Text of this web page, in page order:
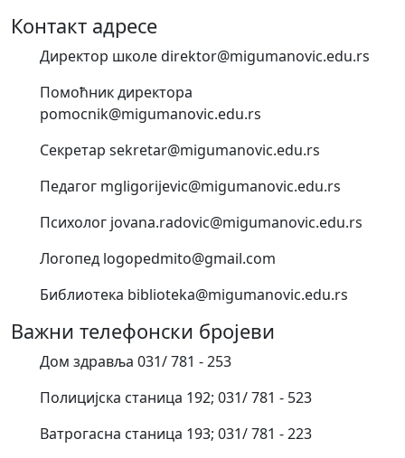
Контакт адресе
Директор школе direktor@migumanovic.edu.rs
Помоћник директора
pomocnik@migumanovic.edu.rs
Секретар sekretar@migumanovic.edu.rs
Педагог mgligorijevic@migumanovic.edu.rs
Психолог jovana.radovic@migumanovic.edu.rs
Логопед logopedmito@gmail.com
Библиотека biblioteka@migumanovic.edu.rs
Важни телефонски бројеви
Дом здравља 031/ 781 - 253
Полицијска станица 192; 031/ 781 - 523
Ватрогасна станица 193; 031/ 781 - 223